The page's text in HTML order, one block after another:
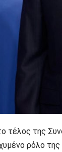
τέλος της
ρόλο